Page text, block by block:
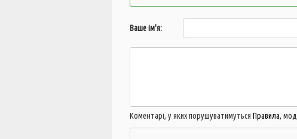
Ваше ім'я:
Коментарі, у яких порушуватимуться Правила,